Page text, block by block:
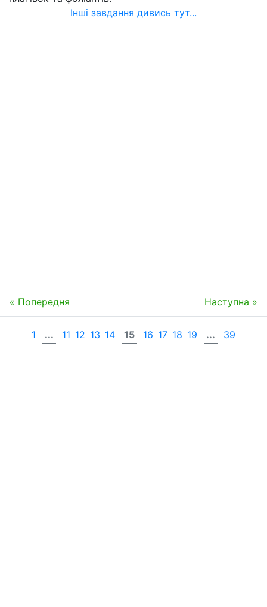
Інші завдання дивись тут...
« Попередня Наступна »
1 ... 11 12 13 14 15 16 17 18 19 ... 39